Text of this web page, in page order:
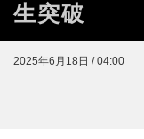
生突破
2025年6月18日 / 04:00